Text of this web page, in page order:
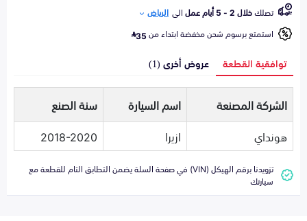
تصلكخلال 2 - 5 أيام عمل الى الرياض
استمتع برسوم شحن مخفضة ابتداء من35
توافقية القطعة عروض أخرى (1)
الشركة المصنعة اسم السيارة
سنة الصنع
هونداي
ازيرا 2018-2020
تزويدنا برقم الهيكل (VIN) في صفحة السلة يضمن التطابق التام للقطعة مع
سيارتك